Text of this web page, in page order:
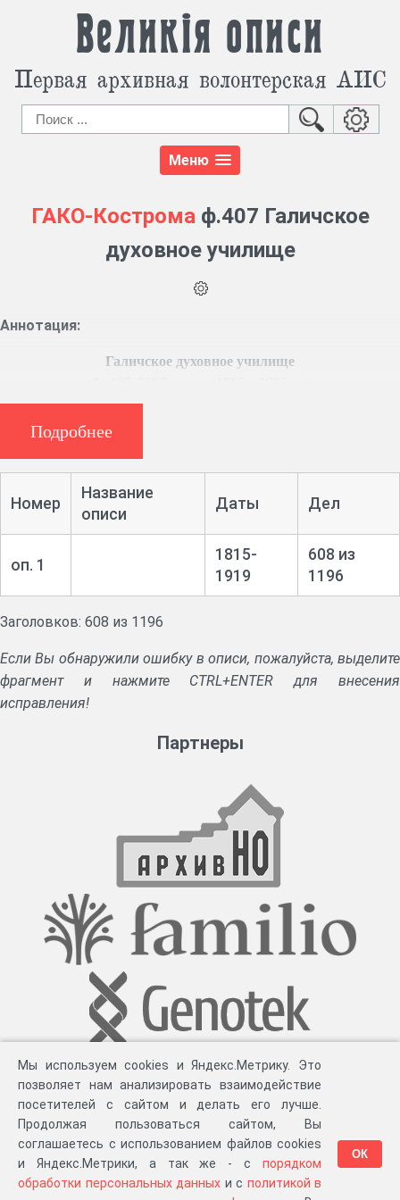
Великія описи
Первая архивная волонтерская АИС
Меню
ГАКО-Костромаф.407 Галичское
духовное училище
Аннотация:
Галичское духовное училище
Указы Синода.
Журналы заседаний правления училища, съезда
Рапорты смотрителей училищ. Отчеты об учебной и
воспитательной работе.
Ведомости учеников уездного и приходских духовных
училищ. Ведомости экзаменационные и успеваемости
учащихся, сведения о неуспевающих учениках. Журналы записи
проступков учеников.
Прошения о зачислении в училище и выдаче пособий
Подробнее
Номер
Название
описи
Даты Дел
оп. 1
1815-
1919
608 из
1196
Заголовков: 608 из 1196
Если Вы обнаружили ошибку в описи, пожалуйста, выделите
фрагмент и нажмите CTRL+ENTER для внесения
исправления!
Партнеры
Разработка компании «Великіе предки», 2023-2026 гг. Блог.Суть проекта
Мы используем cookies и Яндекс.Метрику. Это
позволяет нам анализировать взаимодействие
посетителей с сайтом и делать его лучше.
Продолжая пользоваться сайтом, Вы
соглашаетесь с использованием файлов cookies
и Яндекс.Метрики, а так же - с порядком
обработки персональных данных и с политикой в
ОК